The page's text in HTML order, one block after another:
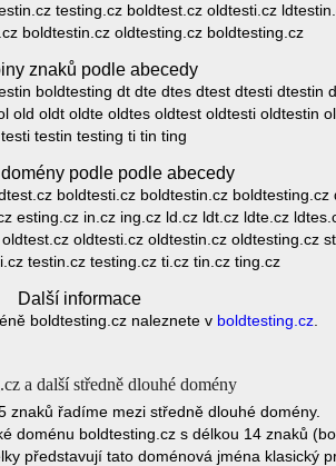
testing.cz boldtest.cz oldtesti.cz
boldtestin.cz oldtesting.cz boldtesting.cz
znaků podle abecedy
boldtesting dt dte dtes dtest dtesti dtestin
old oldt oldte oldtes oldtest oldtesti oldtestin
testin testing ti tin ting
podle podle abecedy
boldtesti.cz boldtestin.cz
esting.cz in.cz ing.cz ld.cz ldt.cz ldte.cz
oldtesti.cz oldtestin.cz oldtesting.cz
testin.cz testing.cz ti.cz tin.cz ting.cz
Další informace
boldtesting.cz naleznete v boldtesting.cz
a další středně dlouhé domény
znaků řadíme mezi středně dlouhé domény.
doménu boldtesting.cz s délkou 14 znaků
představují tato doménová jména klasický